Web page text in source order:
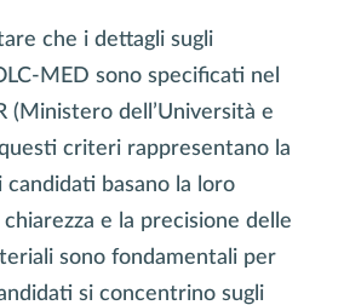
che i dettagli sugli
MED sono specificati nel
(Ministero dell’Università e
criteri rappresentano la
candidati basano la loro
e la precisione delle
sono fondamentali per
si concentrino sugli